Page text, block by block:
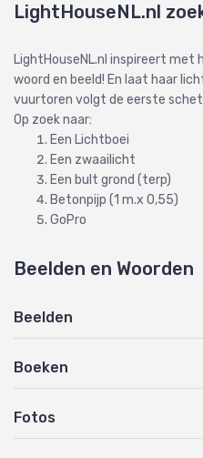
LightHouseNL.nl
LightHouseNL.nl inspireert met
woord en beeld! En laat haar
vuurtoren volgt de eerste
Op zoek naar:
Een Lichtboei
Een zwaailicht
Een bult grond (terp)
Betonpijp (1 m.x 0,55)
GoPro
Beelden en Woorden
Beelden
Boeken
Fotos